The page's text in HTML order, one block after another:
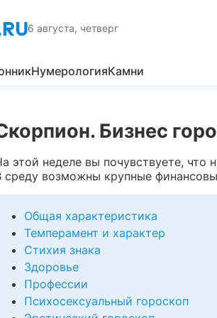
6 августа, четверг
НумерологияКамни
Бизнес
этой неделе вы почувствуете,
среду возможны крупные
Общая характеристика
Темперамент и характер
Стихия знака
Здоровье
Профессии
Психосексуальный гороскоп